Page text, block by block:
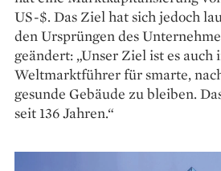
US-$. Das Ziel hat sich jedoch
den Ursprüngen des
geändert: „Unser Ziel ist es
Weltmarktführer für smarte,
gesunde Gebäude zu bleiben.
seit 136 Jahren.“